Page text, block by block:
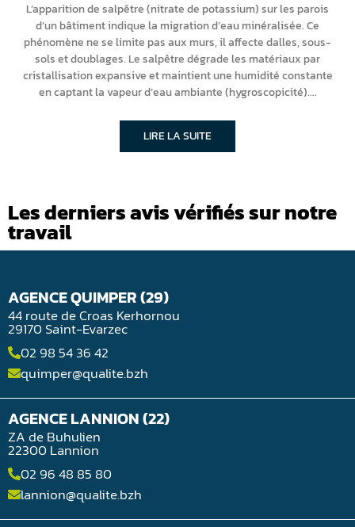
L’apparition de salpêtre (nitrate de potassium) sur les parois
d’un bâtiment indique la migration d’eau minéralisée. Ce
phénomène ne se limite pas aux murs, il affecte dalles, sous-
sols et doublages. Le salpêtre dégrade les matériaux par
cristallisation expansive et maintient une humidité constante
en captant la vapeur d’eau ambiante (hygroscopicité).
LIRE LA SUITE
Les derniers avis vérifiés sur notre
travail
AGENCE QUIMPER (29)
44 route de Croas Kerhornou
29170 Saint-Evarzec
02 98 54 36 42
quimper@qualite.bzh
AGENCE LANNION (22)
ZA de Buhulien
22300 Lannion
02 96 48 85 80
lannion@qualite.bzh